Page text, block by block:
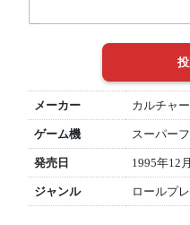
メーカー カルチャ
ゲーム機 スーパー
発売日 1995年12
ジャンル ロールプ